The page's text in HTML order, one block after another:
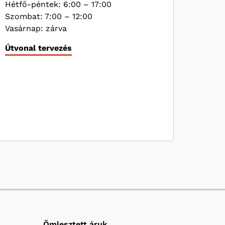
Hétfő-péntek: 6:00 – 17:00
Szombat: 7:00 – 12:00
Vasárnap: zárva
Útvonal tervezés